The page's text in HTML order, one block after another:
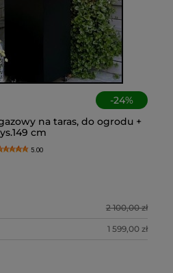
-24%
na taras, do ogrodu +
cm
5.00
2 100,00 zł
1 599,00 zł